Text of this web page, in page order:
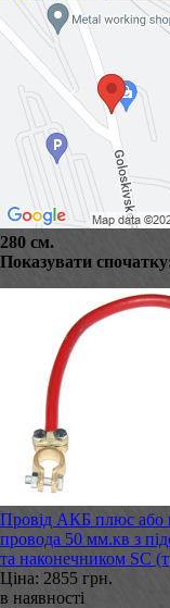
280 см.
Показувати
Провід АКБ плюс або
провода 50 мм.кв з
та наконечником SC
Ціна: 2855 грн.
в наявності